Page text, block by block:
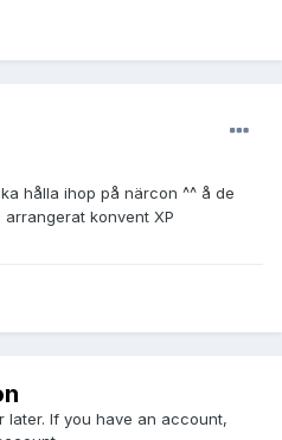
hålla ihop på närcon ^^ å de
konvent XP
later. If you have an account,